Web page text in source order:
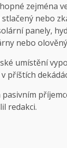
zejména
nebo
panely,
nebo
umístění
příštích
redakci.